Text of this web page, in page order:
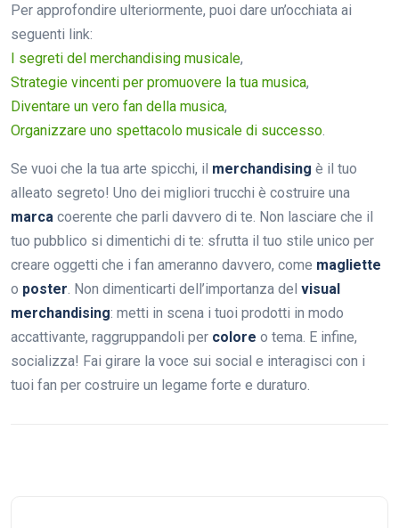
Per approfondire ulteriormente, puoi dare un’occhiata ai
seguenti link:
I segreti del merchandising musicale,
Strategie vincenti per promuovere la tua musica,
Diventare un vero fan della musica,
Organizzare uno spettacolo musicale di successo
Se vuoi che la tua arte spicchi, il merchandising è il tuo
alleato segreto! Uno dei migliori trucchi è costruire una
marca coerente che parli davvero di te. Non lasciare che il
tuo pubblico si dimentichi di te: sfrutta il tuo stile unico per
creare oggetti che i fan ameranno davvero, come magliette
o poster . Non dimenticarti dell’importanza del visual
merchandising: metti in scena i tuoi prodotti in modo
accattivante, raggruppandoli per colore o tema. E infine,
socializza! Fai girare la voce sui social e interagisci con i
tuoi fan per costruire un legame forte e duraturo.